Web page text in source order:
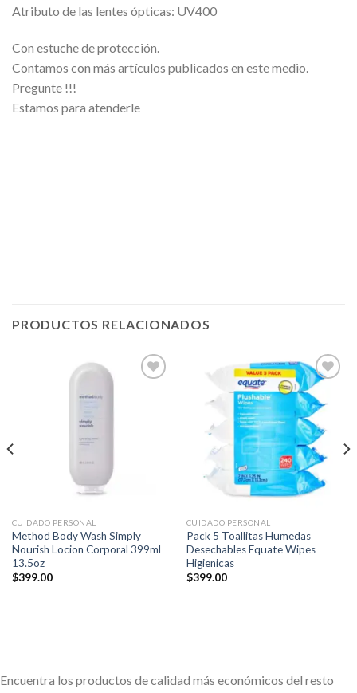
Atributo de las lentes ópticas: UV400
Con estuche de protección.
Contamos con más artículos publicados en este medio.
Pregunte !!!
Estamos para atenderle
PRODUCTOS RELACIONADOS
CUIDADO PERSONAL
Method Body Wash Simply
Nourish Locion Corporal 399ml
13.5oz
$399.00
Añadir
a la
lista de
deseos
CUIDADO PERSONAL
Pack 5 Toallitas Humedas
Desechables Equate Wipes
Higienicas
$399.00
Encuentra los productos de calidad más económicos del resto